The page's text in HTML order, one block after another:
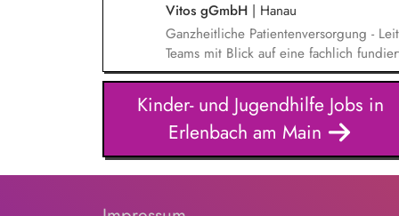
Vitos gGmbH | Hanau
Ganzheitliche Patientenversorgung -
Teams mit Blick auf eine fachlich
Supervision und fachliche Anleitung -
Mitarbeitender sowie Förderung einer
patientenorientierten Haltung.
Gestaltung passgenauer Angebote für
an der konzeptionellen
Kinder- und Jugendhilfe Jobs in
Erlenbach am Main